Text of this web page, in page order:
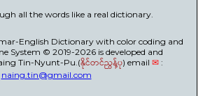
all the words like a real dictionary.
English Dictionary with color coding and
System © 2019-2026 is developed and
Tin-Nyunt-Pu.(နိုင်တင်ညွန့်ပု) email ✉:
naing.tin@gmail.com